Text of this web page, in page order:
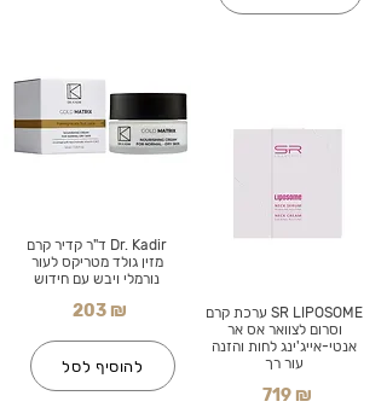
Dr. Kadir ד"ר קדיר קרם
מזין גולד מטריקס לעור
נורמלי ויבש עם חידוש
203 ₪
להוסיף לסל
SR LIPOSOME ערכת קרם
וסרום לצוואר אס אר
אנטי-אייג'ינג לחות והזנה
עור רך
719 ₪